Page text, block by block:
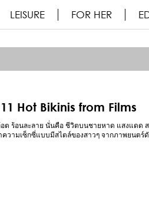
LEISURE FOR HER
Hot Bikinis from Films
ต ร้อนละลาย นั่นคือ ชีวิตบนชายหาด แสงแดด
วามเซ็กซี่แบบมีสไตล์ของสาวๆ จากภาพยนตร์